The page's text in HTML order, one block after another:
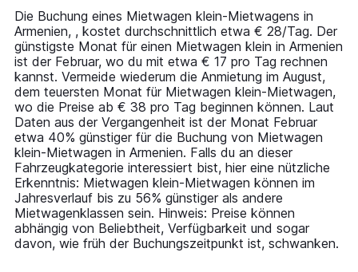
14
categories.
The
chart
has
1
Y
axis
displaying
values.
Range:
0
to
90.
Die Buchung eines Mietwagen klein-Mietwagens in
Armenien, , kostet durchschnittlich etwa € 28/Tag. Der
günstigste Monat für einen Mietwagen klein in Armenien
ist der Februar, wo du mit etwa € 17 pro Tag rechnen
kannst. Vermeide wiederum die Anmietung im August,
dem teuersten Monat für Mietwagen klein-Mietwagen,
wo die Preise ab € 38 pro Tag beginnen können. Laut
Daten aus der Vergangenheit ist der Monat Februar
etwa 40% günstiger für die Buchung von Mietwagen
klein-Mietwagen in Armenien. Falls du an dieser
Fahrzeugkategorie interessiert bist, hier eine nützliche
Erkenntnis: Mietwagen klein-Mietwagen können im
Jahresverlauf bis zu 56% günstiger als andere
Mietwagenklassen sein. Hinweis: Preise können
abhängig von Beliebtheit, Verfügbarkeit und sogar
davon, wie früh der Buchungszeitpunkt ist, schwanken.